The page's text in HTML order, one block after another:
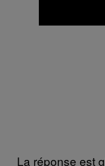
La réponse est